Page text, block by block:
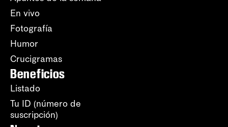
En vivo
Fotografía
Humor
Crucigramas
Beneficios
Listado
Tu ID (número de
suscripción)